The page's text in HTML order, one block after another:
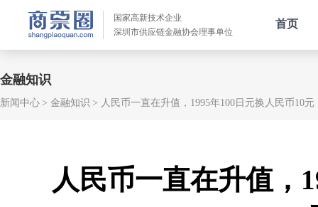
国家高新技术企业
深圳市供应链金融协会理事单位
首页
金融知识
新闻中心 金融知识 人民币一直在升值，1995年100日元换人民币10
人民币一直在升值，